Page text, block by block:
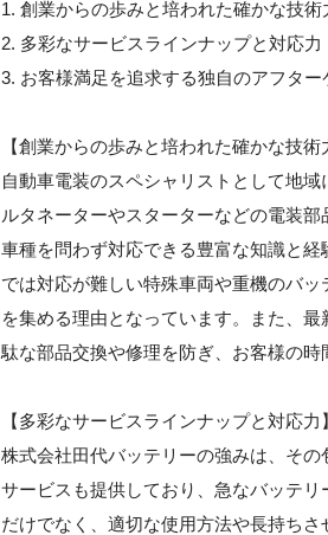
1. 創業からの歩みと培われた確かな技術
2. 多彩なサービスラインナップと対応力
3. お客様満足を追求する独自のアフター
【創業からの歩みと培われた確かな技術
自動車電装のスペシャリストとして地
ルタネーターやスターターなどの電装
車種を問わず対応できる豊富な知識と
では対応が難しい特殊車両や重機のバ
を集める理由となっています。また、
駄な部品交換や修理を防ぎ、お客様の時
【多彩なサービスラインナップと対応力】
株式会社田代バッテリーの強みは、そ
サービスも提供しており、急なバッテ
だけでなく、適切な使用方法や長持ち